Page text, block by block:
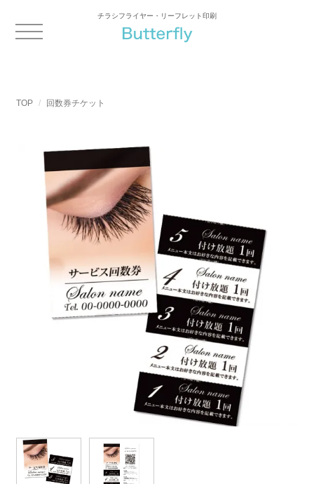
チラシフライヤー・リーフレット印刷
TOP 回数券チケット